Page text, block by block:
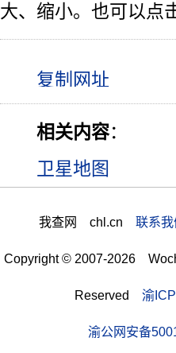
大、缩小。也可以点
相关内容：
卫星地图
我查网 chl.cn 联系
Copyright © 2007-2026
Reserved 渝
渝公网安备